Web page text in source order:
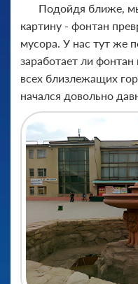
Подойдя ближе,
картину - фонтан
мусора. У нас тут же
заработает ли
всех близлежащих
начался довольно